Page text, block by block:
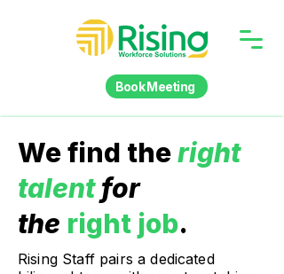
Book Meeting
We find theright
talentfor
the right job.
Rising Staff pairs a dedicated